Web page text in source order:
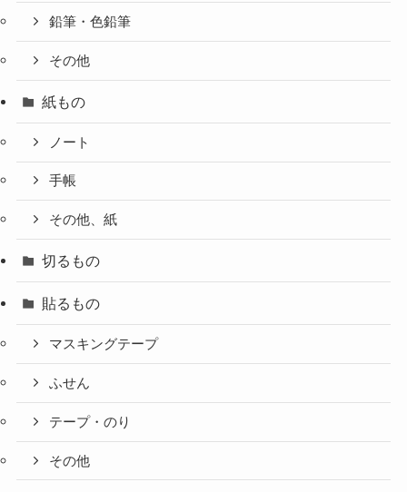
鉛筆・色鉛筆
その他
紙もの
ノート
手帳
その他、紙
切るもの
貼るもの
マスキングテープ
ふせん
テープ・のり
その他